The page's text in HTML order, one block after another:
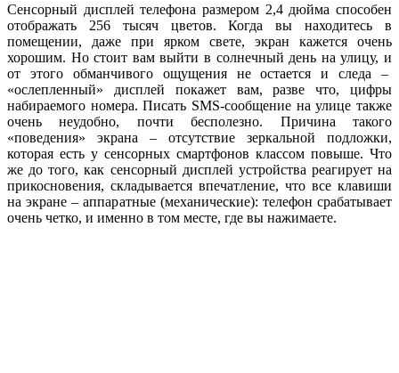
Сенсорный дисплей телефона размером 2,4 дюйма способен
отображать 256 тысяч цветов. Когда вы находитесь в
помещении, даже при ярком свете, экран кажется очень
хорошим. Но стоит вам выйти в солнечный день на улицу, и
от этого обманчивого ощущения не остается и следа –
«ослепленный» дисплей покажет вам, разве что, цифры
набираемого номера. Писать SMS-сообщение на улице также
очень неудобно, почти бесполезно. Причина такого
«поведения» экрана – отсутствие зеркальной подложки,
которая есть у сенсорных смартфонов классом повыше. Что
же до того, как сенсорный дисплей устройства реагирует на
прикосновения, складывается впечатление, что все клавиши
на экране – аппаратные (механические): телефон срабатывает
очень четко, и именно в том месте, где вы нажимаете.